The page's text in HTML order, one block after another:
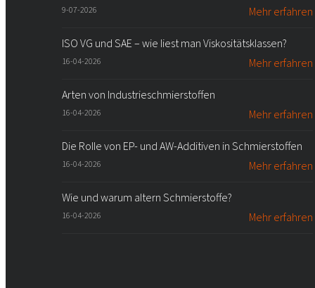
9-07-2026 Mehr erfahren
ISO VG und SAE – wie liest man Viskositätsklassen?
16-04-2026 Mehr erfahren
Arten von Industrieschmierstoffen
16-04-2026 Mehr erfahren
Die Rolle von EP- und AW-Additiven in Schmierstoffen
16-04-2026 Mehr erfahren
Wie und warum altern Schmierstoffe?
16-04-2026 Mehr erfahren